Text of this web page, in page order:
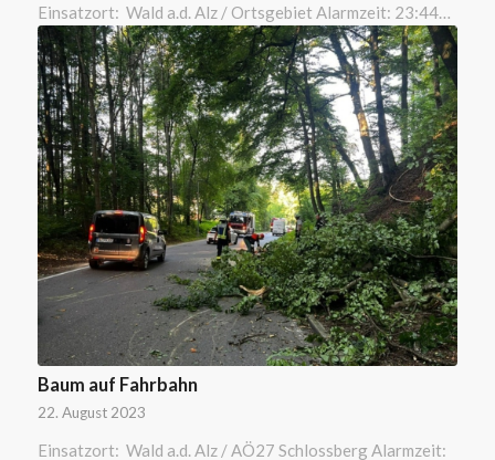
Einsatzort: Wald a.d. Alz / Ortsgebiet Alarmzeit: 23:44…
Baum auf Fahrbahn
22. August 2023
Einsatzort: Wald a.d. Alz / AÖ27 Schlossberg Alarmzeit: